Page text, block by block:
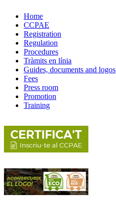
Home
CCPAE
Registration
Regulation
Procedures
Tràmits en línia
Guides, documents and logos
Fees
Press room
Promotion
Training